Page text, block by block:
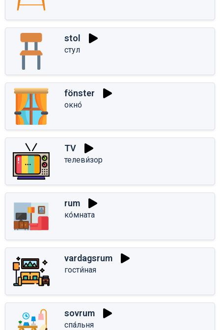
stol
стул
fönster
окно́
TV
телеви́зор
rum
ко́мната
vardagsrum
гости́ная
sovrum
спа́льня